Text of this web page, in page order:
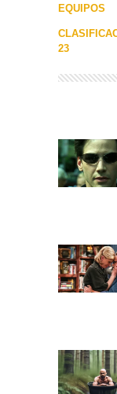
EQUIPOS
23